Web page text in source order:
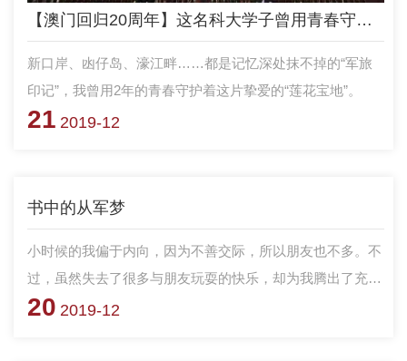
【澳门回归20周年】这名科大学子曾用青春守护“莲花宝地”
新口岸、凼仔岛、濠江畔……都是记忆深处抹不掉的“军旅
印记”，我曾用2年的青春守护着这片挚爱的“莲花宝地”。
21 2019-12
书中的从军梦
​小时候的我偏于内向，因为不善交际，所以朋友也不多。不
过，虽然失去了很多与朋友玩耍的快乐，却为我腾出了充裕
的时间，我可以一个人坐在书柜前看书，我对世界的认知，
20 2019-12